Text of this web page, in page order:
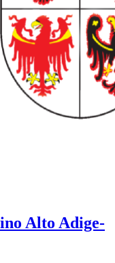
Alto Adige-